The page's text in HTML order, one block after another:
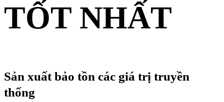
TỐT NHẤT
Sản xuất bảo tồn các giá trị truyền
thống